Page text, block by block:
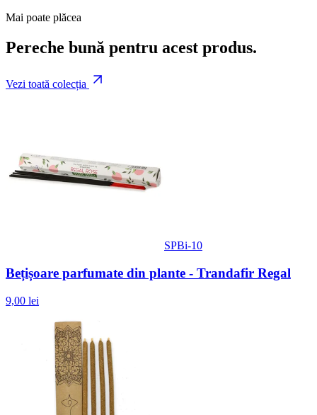
Mai poate plăcea
Pereche bună pentru acest produs.
Vezi toată colecția
SPBi-10
Bețișoare parfumate din plante - Trandafir Regal
9,00 lei